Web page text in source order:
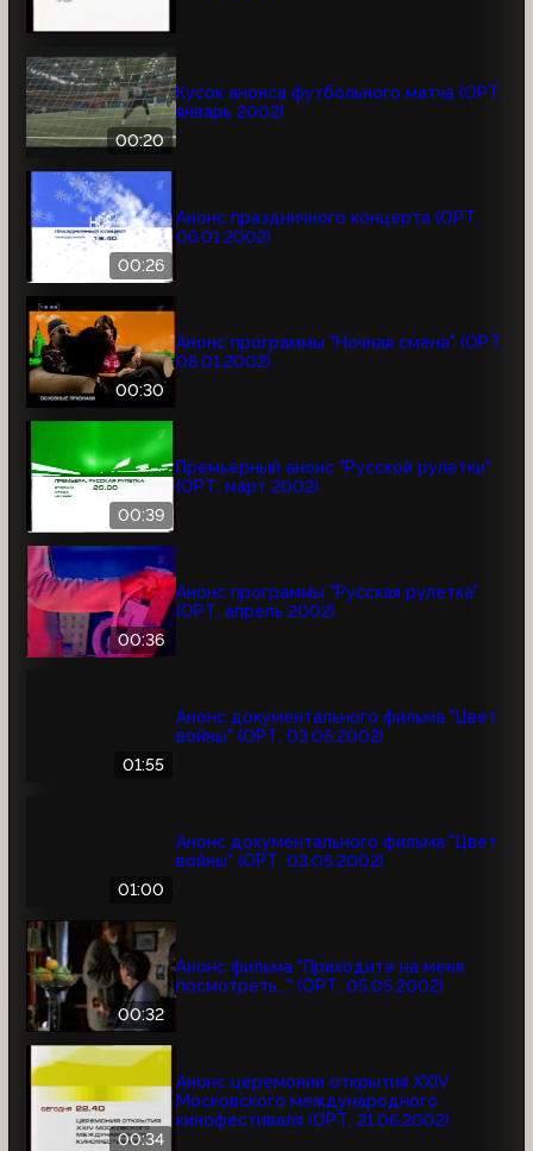
00:20
Кусок анонса футбольного матча (ОРТ,
январь 2002)
00:26
Анонс праздничного концерта (ОРТ,
06.01.2002)
00:30
Анонс программы "Ночная смена" (ОРТ,
08.01.2002)
00:39
Премьерный анонс "Русской рулетки"
(ОРТ, март 2002)
00:36
Анонс программы "Русская рулетка"
(ОРТ, апрель 2002)
01:55
Анонс документального фильма "Цвет
войны" (ОРТ, 03.05.2002)
01:00
Анонс документального фильма "Цвет
войны" (ОРТ, 03.05.2002)
00:32
Анонс фильма "Приходите на меня
посмотреть..." (ОРТ, 05.05.2002)
00:34
Анонс церемонии открытия XXIV
Московского международного
кинофестиваля (ОРТ, 21.06.2002)